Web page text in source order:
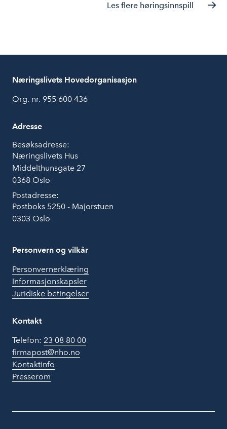
Les flere høringsinnspill
Næringslivets Hovedorganisasjon
Org. nr. 955 600 436
Adresse
Besøksadresse:
Næringslivets Hus
Middelthunsgate 27
0368 Oslo
Postadresse:
Postboks 5250 - Majorstuen
0303 Oslo
Personvern og vilkår
Personvernerklæring
Informasjonskapsler
Juridiske betingelser
Kontakt
Telefon: 23 08 80 00
firmapost@nho.no
Kontaktinfo
Presserom